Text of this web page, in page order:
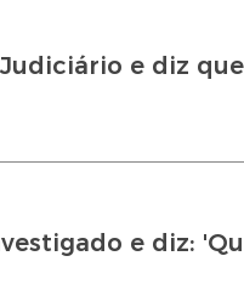
e diz
e diz: